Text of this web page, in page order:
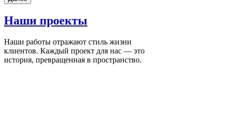
Наши проекты
Наши работы отражают стиль жизни
клиентов. Каждый проект для нас — это
история, превращенная в пространство.